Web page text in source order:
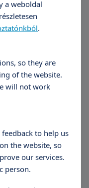
Részletek
év alatt
Tovább
a weboldal
.
so they are
of the website.
will not work
to help us
the website, so
our services.
person.